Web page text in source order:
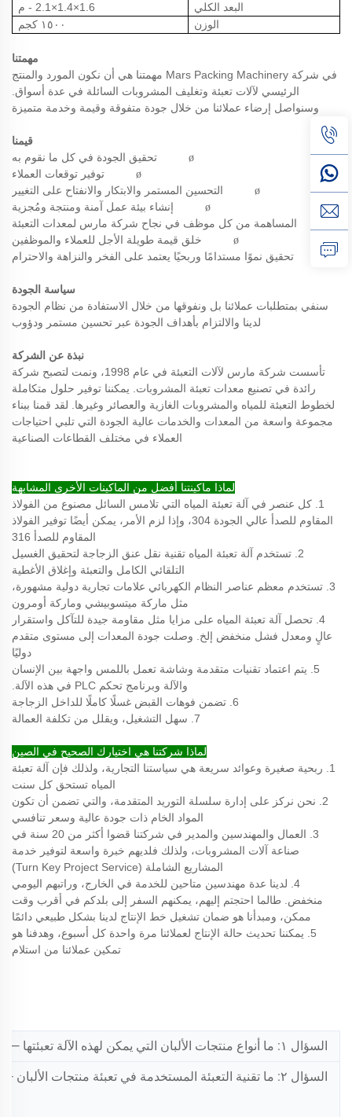
البعد الكلي
1.6×1.4×2.1 - م
الوزن
١٥٠٠ كجم
مهمتنا
في شركة Mars Packing Machinery مهمتنا هي أن نكون المورد والمنتج
الرئيسي لآلات تعبئة وتغليف المشروبات السائلة في عدة أسواق.
وسنواصل إرضاء عملائنا من خلال جودة متفوقة وقيمة وخدمة متميزة
قيمنا
ø تحقيق الجودة في كل ما نقوم به
ø توفير توقعات العملاء
ø التحسين المستمر والابتكار والانفتاح على التغيير
ø إنشاء بيئة عمل آمنة ومنتجة ومُجزية
المساهمة من كل موظف في نجاح شركة مارس لمعدات التعبئة
ø خلق قيمة طويلة الأجل للعملاء والموظفين
ø تحقيق نموًا مستدامًا وربحيًا يعتمد على الفخر والنزاهة والاحترام
سياسة الجودة
سنفي بمتطلبات عملائنا بل ونفوقها من خلال الاستفادة من نظام الجودة
لدينا والالتزام بأهداف الجودة عبر تحسين مستمر ودؤوب
نبذة عن الشركة
تأسست شركة مارس لآلات التعبئة في عام 1998، ونمت لتصبح شركة
رائدة في تصنيع معدات تعبئة المشروبات. يمكننا توفير حلول متكاملة
لخطوط التعبئة للمياه والمشروبات الغازية والعصائر وغيرها. لقد قمنا ببناء
مجموعة واسعة من المعدات والخدمات عالية الجودة التي تلبي احتياجات
العملاء في مختلف القطاعات الصناعية
لماذا ماكينتنا أفضل من الماكينات الأخرى المشابهة
1. كل عنصر في آلة تعبئة المياه التي تلامس السائل مصنوع من الفولاذ
المقاوم للصدأ عالي الجودة 304، وإذا لزم الأمر، يمكن أيضًا توفير الفولاذ
المقاوم للصدأ 316
2. تستخدم آلة تعبئة المياه تقنية نقل عنق الزجاجة لتحقيق الغسيل
التلقائي الكامل والتعبئة وإغلاق الأغطية
3. تستخدم معظم عناصر النظام الكهربائي علامات تجارية دولية مشهورة،
مثل ماركة ميتسوبيشي وماركة أومرون
4. تحصل آلة تعبئة المياه على مزايا مثل مقاومة جيدة للتآكل واستقرار
عالٍ ومعدل فشل منخفض إلخ. وصلت جودة المعدات إلى مستوى متقدم
دوليًا
5. يتم اعتماد تقنيات متقدمة وشاشة تعمل باللمس واجهة بين الإنسان
والآلة وبرنامج تحكم PLC في هذه الآلة.
6. تضمن فوهات القبض غسلًا كاملًا للداخل الزجاجة
7. سهل التشغيل، ويقلل من تكلفة العمالة
لماذا شركتنا هي اختيارك الصحيح في الصين
1. ربحية صغيرة وعوائد سريعة هي سياستنا التجارية، ولذلك فإن آلة تعبئة
المياه تستحق كل سنت
2. نحن نركز على إدارة سلسلة التوريد المتقدمة، والتي تضمن أن تكون
المواد الخام ذات جودة عالية وسعر تنافسي
3. العمال والمهندسين والمدير في شركتنا قضوا أكثر من 20 سنة في
صناعة آلات المشروبات، ولذلك فلديهم خبرة واسعة لتوفير خدمة
المشاريع الشاملة (Turn Key Project Service)
4. لدينا عدة مهندسين متاحين للخدمة في الخارج، وراتبهم اليومي
منخفض. طالما احتجتم إليهم، يمكنهم السفر إلى بلدكم في أقرب وقت
ممكن، ومبدأنا هو ضمان تشغيل خط الإنتاج لدينا بشكل طبيعي دائمًا
5. يمكننا تحديث حالة الإنتاج لعملائنا مرة واحدة كل أسبوع، وهدفنا هو
تمكين عملائنا من استلام
السؤال ١: ما أنواع منتجات الألبان التي يمكن لهذه الآلة تعبئتها — الحليب الطازج، والحليب المعقم حراريًّا عاليًا (UHT)، واللبن الزبادي، والحليب المُنكَّه؟
السؤال ٢: ما تقنية التعبئة المستخدمة في تعبئة منتجات الألبان — التعبئة بالجاذبية، أم التعبئة بالكبسون، أم التعبئة باستخدام عداد التدفق؟ وما دقة هذه التقنية؟